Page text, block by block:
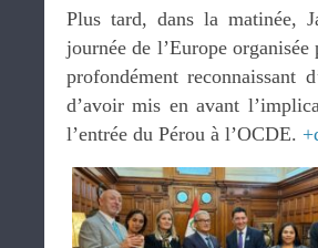
Plus tard, dans la matinée,
journée de l’Europe
profondément reconnaissant
d’avoir mis en avant
l’entrée du Pérou à l’OCDE.